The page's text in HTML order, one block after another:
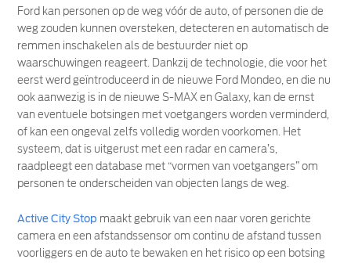
Ford kan personen op de weg vóór de auto, of personen die de
weg zouden kunnen oversteken, detecteren en automatisch de
remmen inschakelen als de bestuurder niet op
waarschuwingen reageert. Dankzij de technologie, die voor het
eerst werd geïntroduceerd in de nieuwe Ford Mondeo, en die nu
ook aanwezig is in de nieuwe S-MAX en Galaxy, kan de ernst
van eventuele botsingen met voetgangers worden verminderd,
of kan een ongeval zelfs volledig worden voorkomen. Het
systeem, dat is uitgerust met een radar en camera’s,
raadpleegt een database met “vormen van voetgangers” om
personen te onderscheiden van objecten langs de weg.
Active City Stop maakt gebruik van een naar voren gerichte
camera en een afstandssensor om continu de afstand tussen
voorliggers en de auto te bewaken en het risico op een botsing